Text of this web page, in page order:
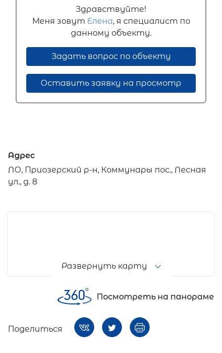
Здравствуйте!
Меня зовут Елена, я специалист по
данному объекту.
Задать вопрос по объекту
Оставить заявку на просмотр
Адрес
ЛО, Приозерский р-н, Коммунары пос., Лесная
ул., д. 8
Развернуть карту
Посмотреть на панораме
Поделиться